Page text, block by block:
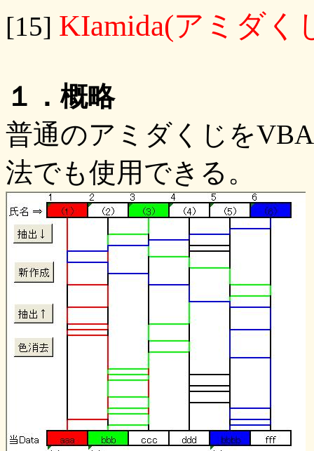
[15] KIamida(アミダく
１．概略
普通のアミダくじを
法でも使用できる。